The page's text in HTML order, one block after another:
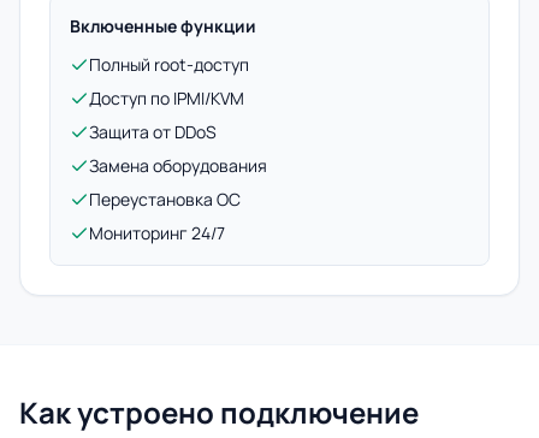
Включенные функции
Полный root-доступ
Доступ по IPMI/KVM
Защита от DDoS
Замена оборудования
Переустановка ОС
Мониторинг 24/7
Как устроено подключение